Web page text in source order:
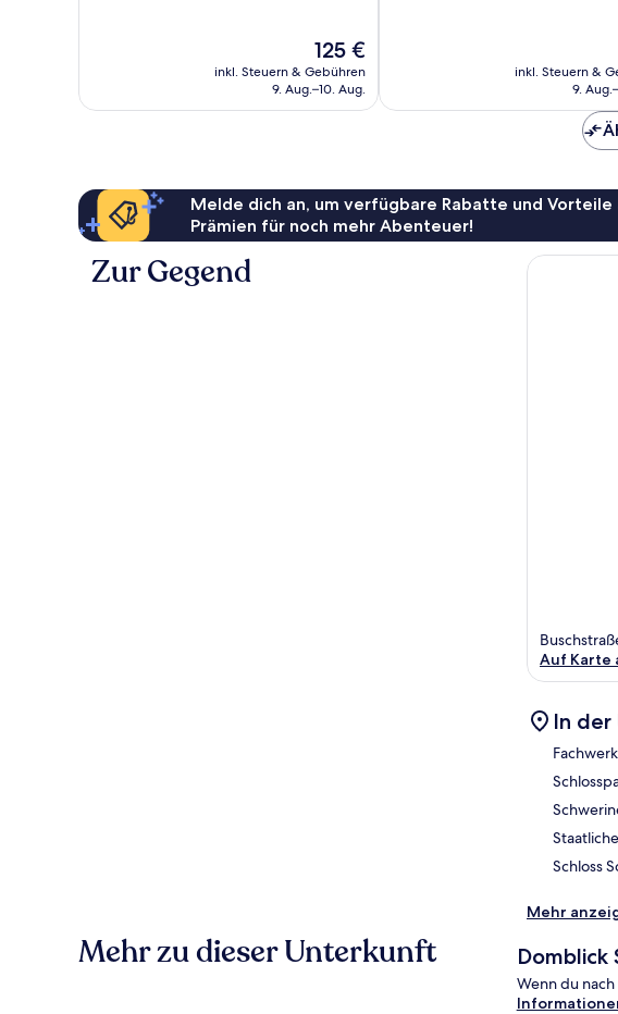
Der
Preis
beträgt
125 €
inkl. Steuern & Gebühren
9. Aug.–10. Aug.
inkl. Steuern &
9.
Melde dich an, um verfügbare Rabatte und Vorteile
Prämien für noch mehr Abenteuer!
Zur Gegend
Auf Karte
In der
Schloss
Mehr
Mehr zu dieser Unterkunft Domblick
Wenn du